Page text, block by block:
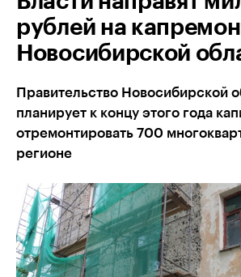
рублей на
Новосибирской
Правительство Новосибирской
планирует к концу этого года
отремонтировать 700
регионе